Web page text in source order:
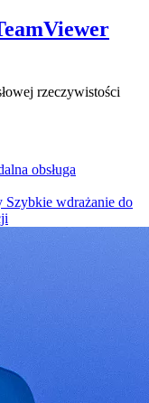
rzeczywistości
obsługa
Szybkie wdrażanie do